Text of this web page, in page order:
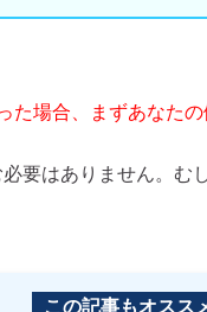
た場合、まずあなた
要はありません。む
この記事もオスス